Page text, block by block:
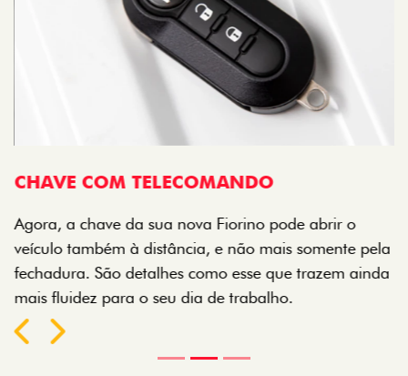
CHAVE COM TELECOMANDO
Agora, a chave da sua nova Fiorino pode abrir o
veículo também à distância, e não mais somente pela
fechadura. São detalhes como esse que trazem ainda
mais fluidez para o seu dia de trabalho.
PreviousNext